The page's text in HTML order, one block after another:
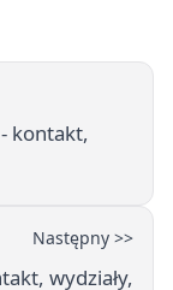
kontakt,
Następny >>
wydziały,